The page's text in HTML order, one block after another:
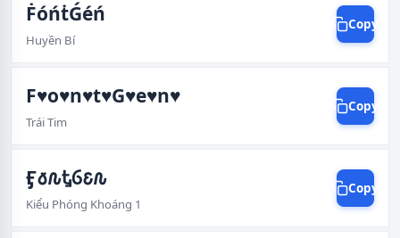
ḞóńṫǴéń
Huyền Bí
Copy
F♥o♥n♥t♥G♥e♥n♥
Trái Tim
Copy
Ӻ𐒀𐒐ᎿⳒ𐒢𐒐
Kiểu Phóng Khoáng 1
Copy